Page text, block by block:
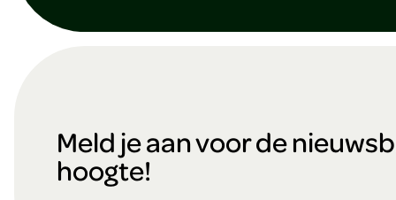
Meld je aan voor de
hoogte!